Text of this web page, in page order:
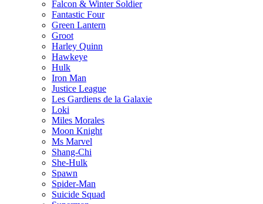
Falcon & Winter Soldier
Fantastic Four
Green Lantern
Groot
Harley Quinn
Hawkeye
Hulk
Iron Man
Justice League
Les Gardiens de la Galaxie
Loki
Miles Morales
Moon Knight
Ms Marvel
Shang-Chi
She-Hulk
Spawn
Spider-Man
Suicide Squad